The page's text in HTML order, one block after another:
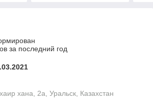
за последний год
хана, 2а, Уральск, Казахстан